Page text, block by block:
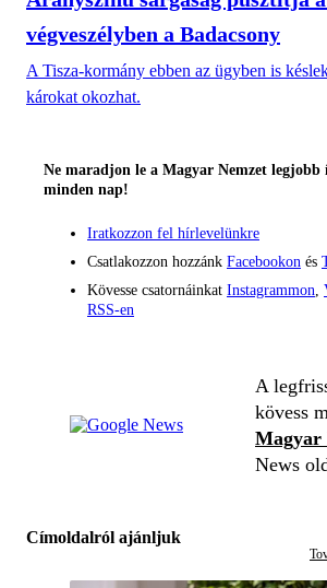
végveszélyben a Badacsony
A Tisza-kormány ebben az ügyben is
károkat okozhat.
Ne maradjon le a Magyar Nemzet legjobb
minden nap!
Iratkozzon fel hírlevelünkre
Csatlakozzon hozzánk Facebookon és
Kövesse csatornáinkat Instagrammon,
RSS-en
A
kövess
Magyar
News
Címoldalról ajánljuk